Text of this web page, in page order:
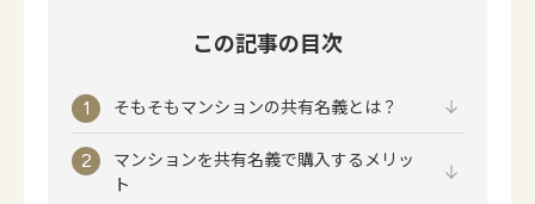
この記事の目次
そもそもマンションの共有名義とは？
マンションを共有名義で購入するメリッ
ト